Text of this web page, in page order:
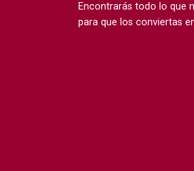
Encontrarás todo lo que
para que los conviertas